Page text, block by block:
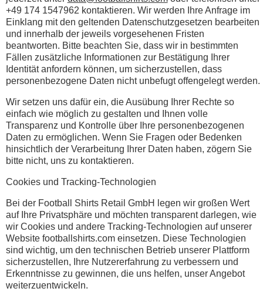
+49 174 1547962 kontaktieren. Wir werden Ihre Anfrage im
Einklang mit den geltenden Datenschutzgesetzen bearbeiten
und innerhalb der jeweils vorgesehenen Fristen
beantworten. Bitte beachten Sie, dass wir in bestimmten
Fällen zusätzliche Informationen zur Bestätigung Ihrer
Identität anfordern können, um sicherzustellen, dass
personenbezogene Daten nicht unbefugt offengelegt werden.
Wir setzen uns dafür ein, die Ausübung Ihrer Rechte so
einfach wie möglich zu gestalten und Ihnen volle
Transparenz und Kontrolle über Ihre personenbezogenen
Daten zu ermöglichen. Wenn Sie Fragen oder Bedenken
hinsichtlich der Verarbeitung Ihrer Daten haben, zögern Sie
bitte nicht, uns zu kontaktieren.
Cookies und Tracking-Technologien
Bei der Football Shirts Retail GmbH legen wir großen Wert
auf Ihre Privatsphäre und möchten transparent darlegen, wie
wir Cookies und andere Tracking-Technologien auf unserer
Website footballshirts.com einsetzen. Diese Technologien
sind wichtig, um den technischen Betrieb unserer Plattform
sicherzustellen, Ihre Nutzererfahrung zu verbessern und
Erkenntnisse zu gewinnen, die uns helfen, unser Angebot
weiterzuentwickeln.